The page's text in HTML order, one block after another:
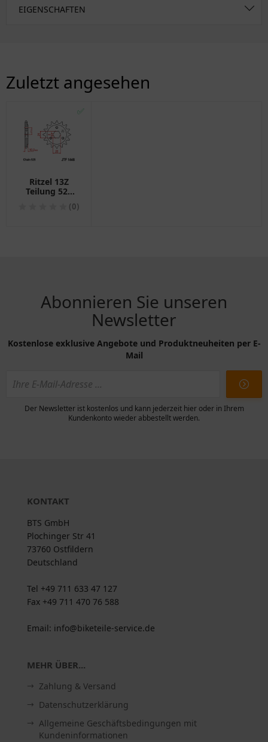
EIGENSCHAFTEN
Zuletzt angesehen
✅
Ritzel 13Z
Teilung 525
grobverzahnt(0)
Abonnieren Sie unseren
Newsletter
Kostenlose exklusive Angebote und Produktneuheiten per E-
Mail
Der Newsletter ist kostenlos und kann jederzeit hier oder in Ihrem
Kundenkonto wieder abbestellt werden.
KONTAKT
BTS GmbH
Plochinger Str 41
73760 Ostfildern
Deutschland
Tel +49 711 633 47 127
Fax +49 711 470 76 588
Email: info@biketeile-service.de
MEHR ÜBER...
Zahlung & Versand
Datenschutzerklärung
Allgemeine Geschäftsbedingungen mit
Kundeninformationen